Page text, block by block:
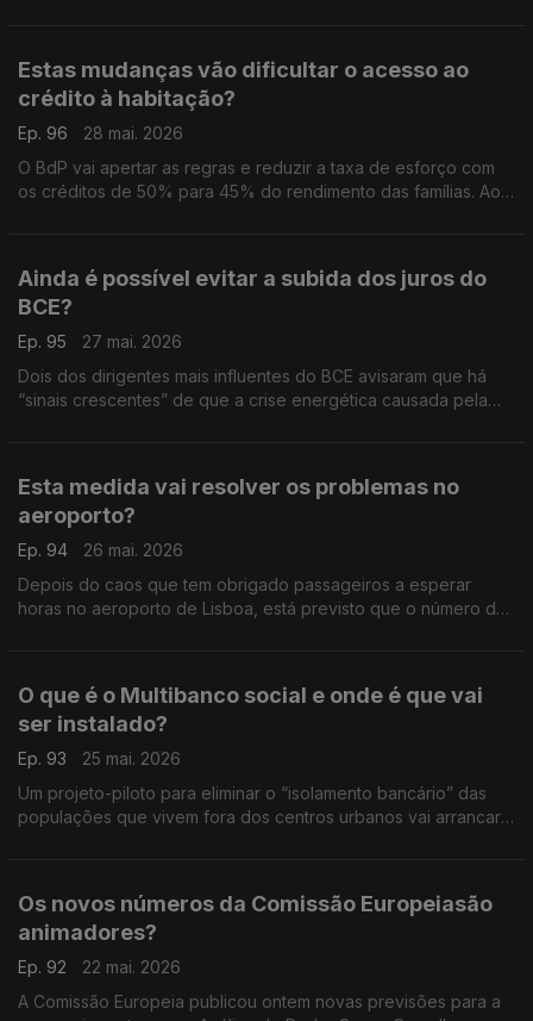
Estas mudanças vão dificultar o acesso ao
crédito à habitação?
Ep. 96
28 mai. 2026
O BdP vai apertar as regras e reduzir a taxa de esforço com
os créditos de 50% para 45% do rendimento das famílias. Ao
Ainda é possível evitar a subida dos juros do
BCE?
Ep. 95
27 mai. 2026
Dois dos dirigentes mais influentes do BCE avisaram que há
“sinais crescentes” de que a crise energética causada pela
Esta medida vai resolver os problemas no
aeroporto?
Ep. 94
26 mai. 2026
Depois do caos que tem obrigado passageiros a esperar
horas no aeroporto de Lisboa, está previsto que o número de
O que é o Multibanco social e onde é que vai
ser instalado?
Ep. 93
25 mai. 2026
Um projeto-piloto para eliminar o “isolamento bancário” das
populações que vivem fora dos centros urbanos vai arrancar
Os novos números da Comissão Europeiasão
animadores?
Ep. 92
22 mai. 2026
A Comissão Europeia publicou ontem novas previsões para a